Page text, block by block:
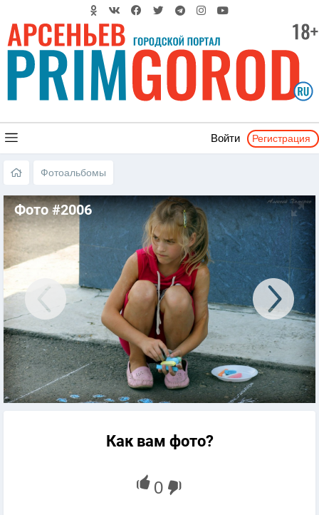
Войти Регистрация
Фотоальбомы
Фото #2006
Как вам фото?